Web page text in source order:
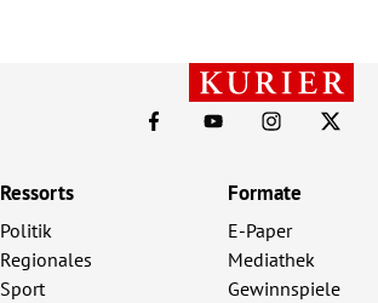
Ressorts
Politik
Regionales
Sport
Formate
E-Paper
Mediathek
Gewinnspiele